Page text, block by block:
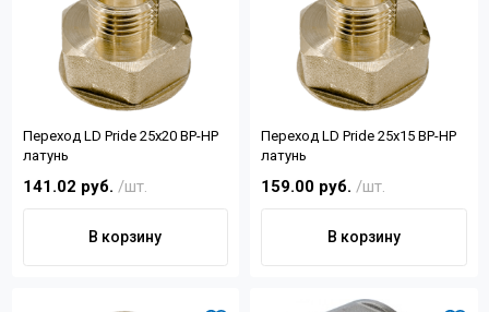
Переход LD Pride 25х20 ВР-НР
латунь
141.02 руб. /шт.
В корзину
Переход LD Pride 25х15 ВР-НР
латунь
159.00 руб. /шт.
В корзину